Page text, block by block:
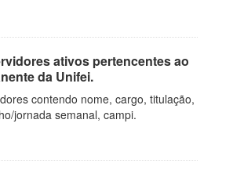
ativos pertencentes ao
da Unifei.
contendo nome, cargo, titulação,
jornada semanal, campi.